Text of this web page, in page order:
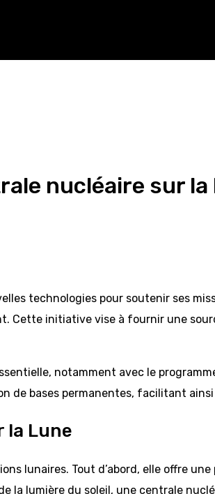
nucléaire sur la
technologies pour soutenir ses
Cette initiative vise à fournir une
notamment avec le
de bases permanentes, facilitant
la Lune
lunaires. Tout d’abord, elle offre
la lumière du soleil, une centrale